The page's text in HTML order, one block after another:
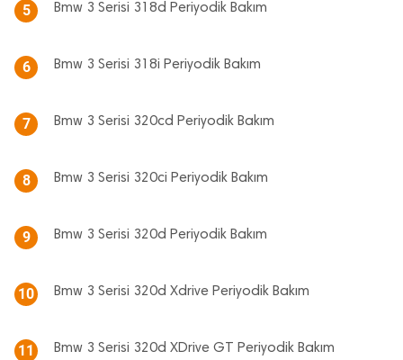
5 Bmw 3 Serisi 318d Periyodik Bakım
6 Bmw 3 Serisi 318i Periyodik Bakım
7 Bmw 3 Serisi 320cd Periyodik Bakım
8 Bmw 3 Serisi 320ci Periyodik Bakım
9 Bmw 3 Serisi 320d Periyodik Bakım
10 Bmw 3 Serisi 320d Xdrive Periyodik Bakım
11 Bmw 3 Serisi 320d XDrive GT Periyodik Bakım